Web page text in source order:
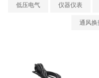
低压电气 仪器仪表
通风换